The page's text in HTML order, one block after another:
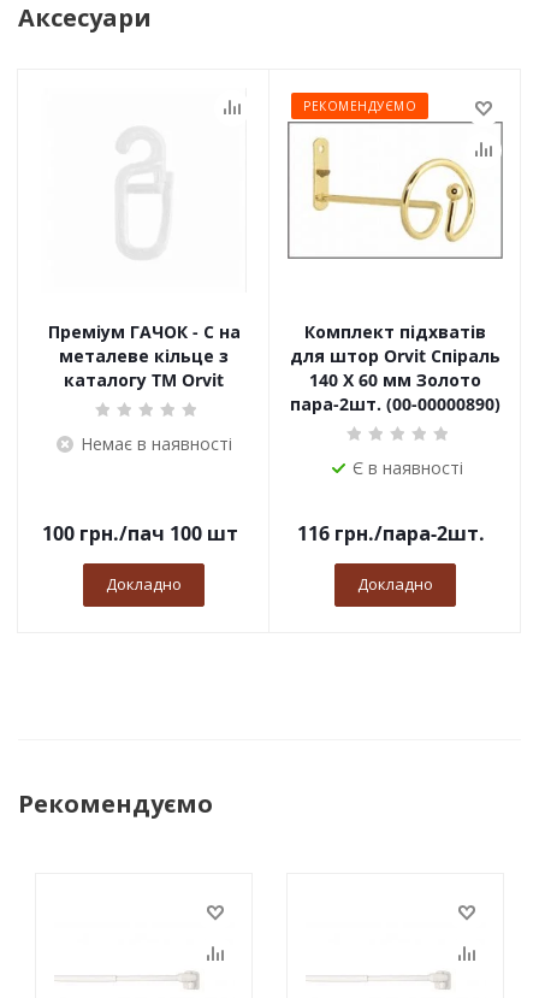
Аксесуари
Преміум ГАЧОК - С на
металеве кільце з
каталогу TM Orvit
Немає в наявності
100грн./пач 100 шт
Докладно
РЕКОМЕНДУЄМО
Комплект підхватів
для штор Orvit Спіраль
140 Х 60 мм Золото
пара-2шт. (00-00000890)
Є в наявності
116 грн./пара-2шт.
Докладно
Рекомендуємо